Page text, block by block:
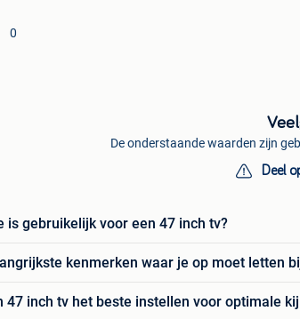
0
De onderstaande waarden zijn
Deel
is gebruikelijk voor een 47 inch tv?
kenmerken waar je op moet letten
47 inch tv het beste instellen voor optimale